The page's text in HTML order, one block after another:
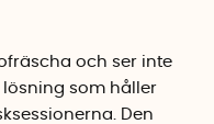
och ser inte
som håller
Den